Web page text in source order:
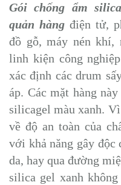
Gói chống ẩm
quản hàng điện tử,
đồ gỗ, máy nén khí,
linh kiện công
xác định các drum
áp. Các mặt hàng
silicagel màu xanh.
về độ an toàn của
với khả năng gây độc
da, hay qua đường
silica gel xanh